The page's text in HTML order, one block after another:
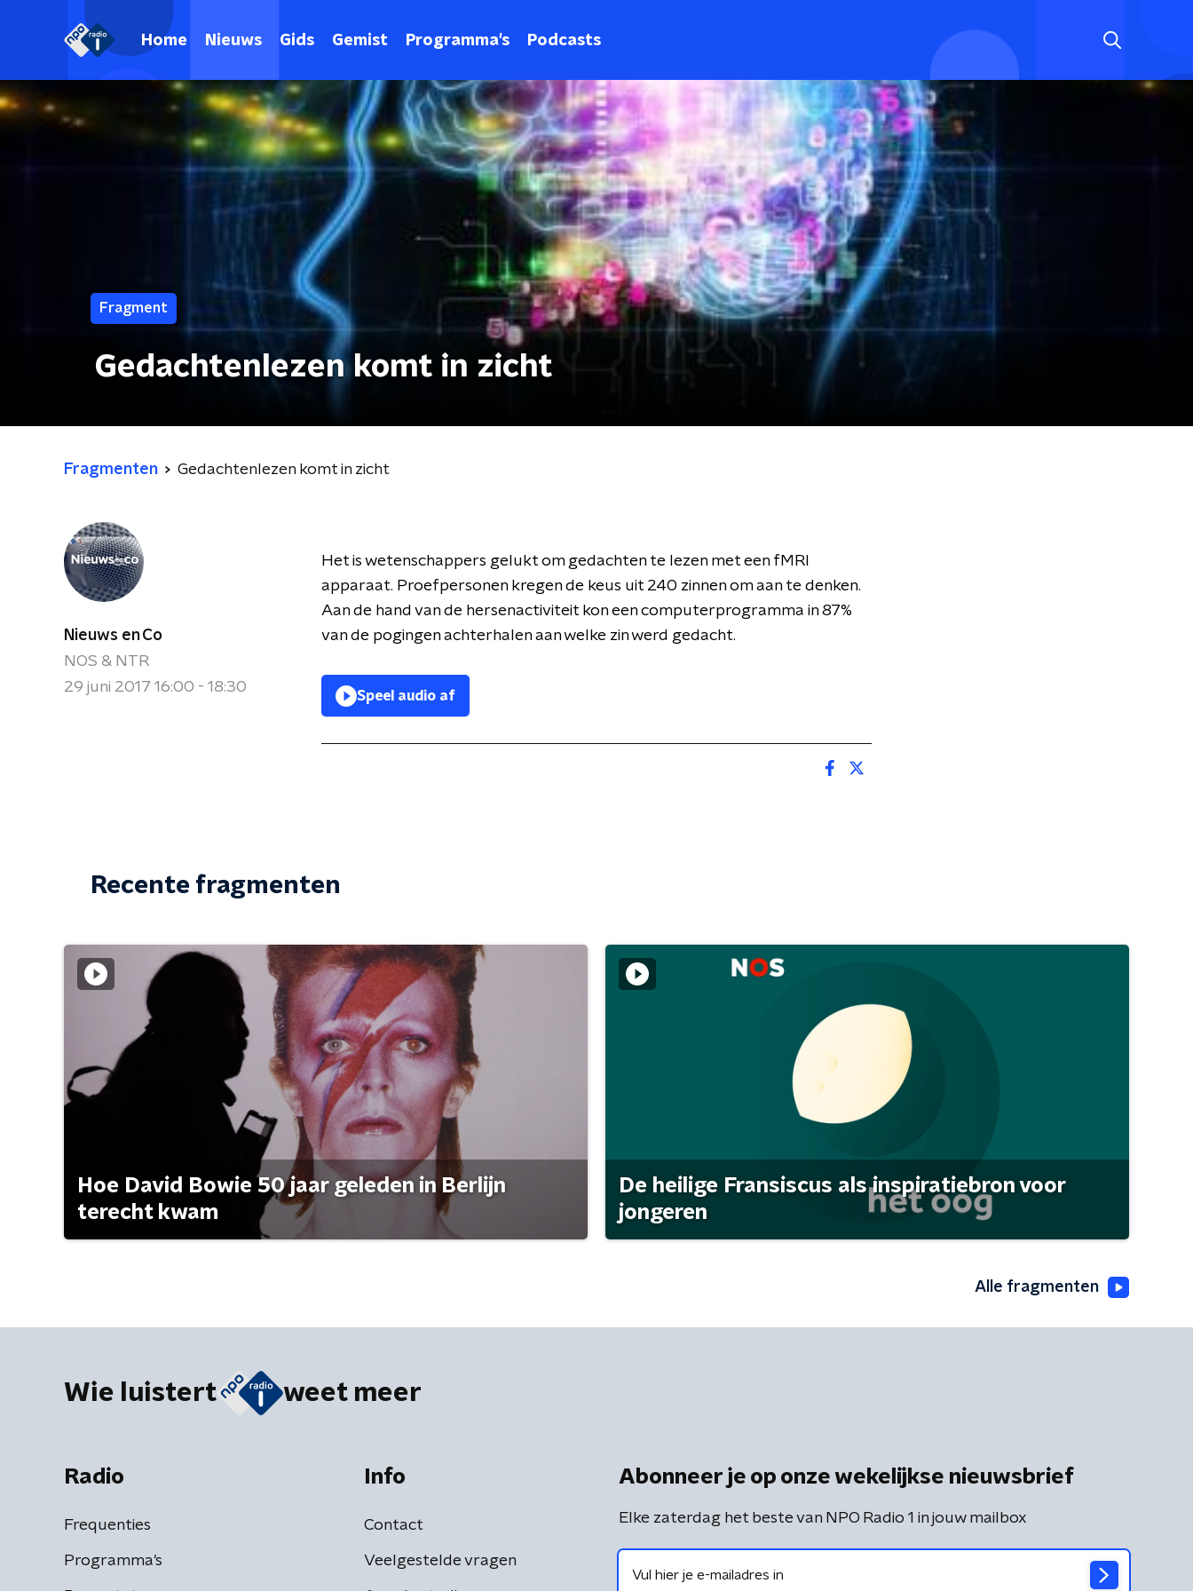
Home Nieuws Gids Gemist Programma's Podcasts
Fragment
Gedachtenlezen komt in zicht
Fragmenten Gedachtenlezen komt in zicht
Nieuws en Co
NOS & NTR
29 juni 2017 16:00 - 18:30
Het is wetenschappers gelukt om gedachten te lezen met een fMRI
apparaat. Proefpersonen kregen de keus uit 240 zinnen om aan te denken.
Aan de hand van de hersenactiviteit kon een computerprogramma in 87%
van de pogingen achterhalen aan welke zin werd gedacht.
Speel audio af
Recente fragmenten
Hoe David Bowie 50 jaar geleden in Berlijn
terecht kwam
De heilige Fransiscus als inspiratiebron voor
jongeren
Alle fragmenten
Wie luistert weet meer
Radio
Frequenties
Programma's
Info
Contact
Veelgestelde vragen
Abonneer je op onze wekelijkse nieuwsbrief
Elke zaterdag het beste van NPO Radio 1 in jouw mailbox